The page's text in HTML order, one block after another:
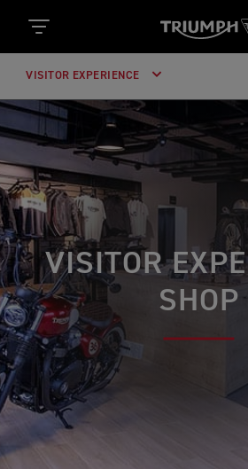
VISITOR EXPERIENCE
VISITOR
SHOP